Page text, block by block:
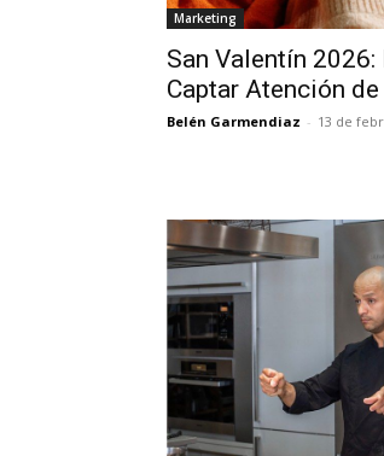
Marketing
San Valentín
Captar Atención
Belén Garmendiaz - 13 de